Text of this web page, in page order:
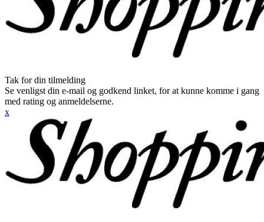
Tak for din tilmelding
Se venligst din e-mail og godkend linket, for at kunne komme i gang
med rating og anmeldelserne.
x